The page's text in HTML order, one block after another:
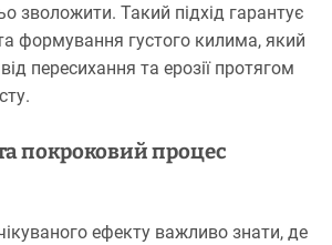
зволожити. Такий підхід гарантує
формування густого килима, який
пересихання та ерозії протягом
покроковий процес
ефекту важливо знати, де